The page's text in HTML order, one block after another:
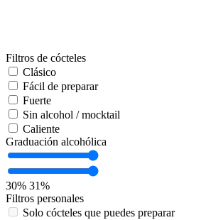
Filtros de cócteles
Clásico
Fácil de preparar
Fuerte
Sin alcohol / mocktail
Caliente
Graduación alcohólica
30% 31%
Filtros personales
Solo cócteles que puedes preparar